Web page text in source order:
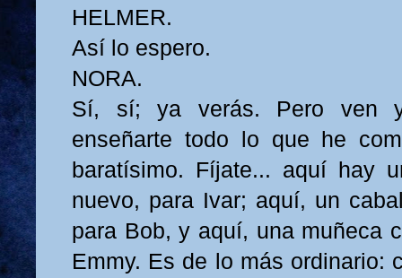
HELMER.
Así lo espero.
NORA.
Sí, sí; ya verás. Pero ven
enseñarte todo lo que he
baratísimo. Fíjate... aquí hay
nuevo, para Ivar; aquí, un
para Bob, y aquí, una muñeca
Emmy. Es de lo más ordinario: